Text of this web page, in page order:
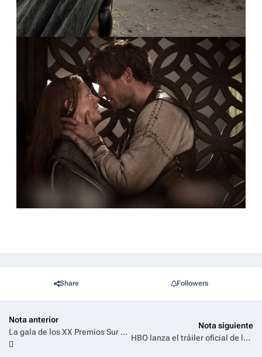
Share Followers
Nota anterior
La gala de los XX Premios Sur de la Academia de Cine de Argentina se verá en vivo por TNT y HBO Max
Nota siguiente
HBO lanza el tráiler oficial de la tercera temporada de 'La Casa del Dragón'